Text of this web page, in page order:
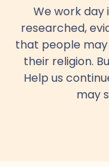
We work day
researched,
that people
their religion.
Help us
may